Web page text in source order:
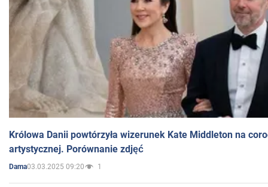
Królowa Danii powtórzyła wizerunek Kate Middleton na
artystycznej. Porównanie zdjęć
Dama03.03.2025 09:20 1